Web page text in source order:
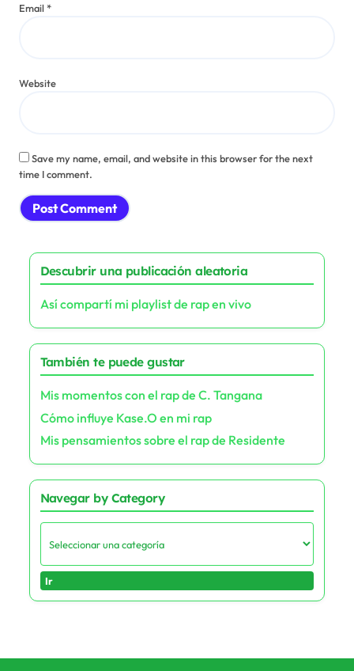
Email*
Website
Save my name, email, and website in this browser for the next
time I comment.
Descubrir una publicación aleatoria
Así compartí mi playlist de rap en vivo
También te puede gustar
Mis momentos con el rap de C. Tangana
Cómo influye Kase.O en mi rap
Mis pensamientos sobre el rap de Residente
Navegar by Category
Ir